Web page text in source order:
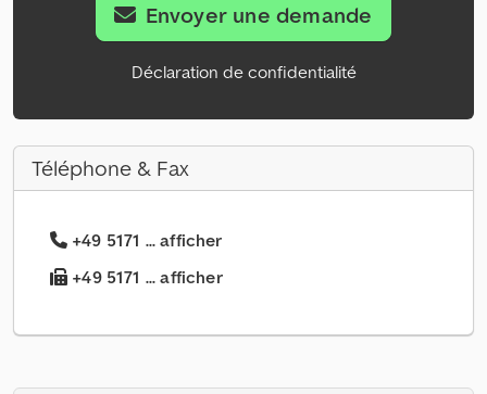
Envoyer une demande
Déclaration de confidentialité
Téléphone & Fax
+49 5171 ... afficher
+49 5171 ... afficher